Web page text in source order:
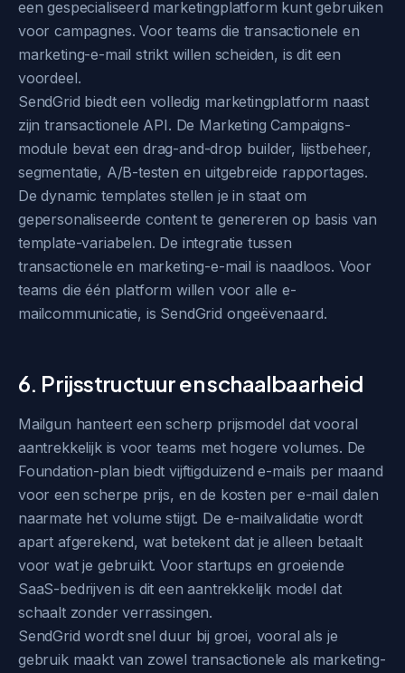
een gespecialiseerd marketingplatform kunt gebruiken
voor campagnes. Voor teams die transactionele en
marketing-e-mail strikt willen scheiden, is dit een
voordeel.
SendGrid biedt een volledig marketingplatform naast
zijn transactionele API. De Marketing Campaigns-
module bevat een drag-and-drop builder, lijstbeheer,
segmentatie, A/B-testen en uitgebreide rapportages.
De dynamic templates stellen je in staat om
gepersonaliseerde content te genereren op basis van
template-variabelen. De integratie tussen
transactionele en marketing-e-mail is naadloos. Voor
teams die één platform willen voor alle e-
mailcommunicatie, is SendGrid ongeëvenaard.
6. Prijsstructuur en schaalbaarheid
Mailgun hanteert een scherp prijsmodel dat vooral
aantrekkelijk is voor teams met hogere volumes. De
Foundation-plan biedt vijftigduizend e-mails per maand
voor een scherpe prijs, en de kosten per e-mail dalen
naarmate het volume stijgt. De e-mailvalidatie wordt
apart afgerekend, wat betekent dat je alleen betaalt
voor wat je gebruikt. Voor startups en groeiende
SaaS-bedrijven is dit een aantrekkelijk model dat
schaalt zonder verrassingen.
SendGrid wordt snel duur bij groei, vooral als je
gebruik maakt van zowel transactionele als marketing-